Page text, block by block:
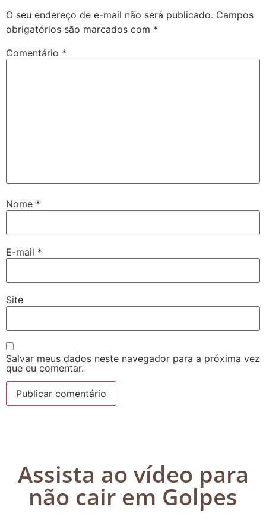
O seu endereço de e-mail não será publicado. Campos
obrigatórios são marcados com *
Comentário *
Nome *
E-mail *
Site
Salvar meus dados neste navegador para a próxima vez
que eu comentar.
Assista ao vídeo para
não cair em Golpes